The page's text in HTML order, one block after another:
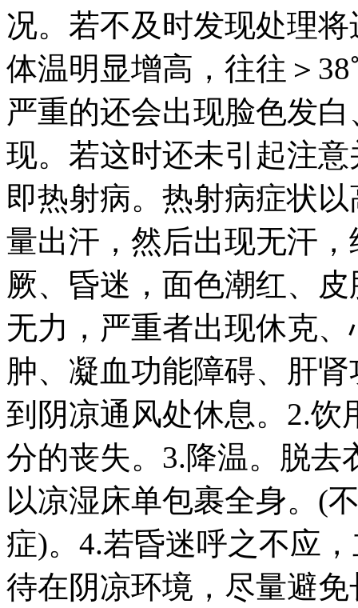
况。若不及时发现处理
体温明显增高，往往＞
严重的还会出现脸色发
现。若这时还未引起注
即热射病。热射病症状
量出汗，然后出现无汗
厥、昏迷，面色潮红、
无力，严重者出现休克
肿、凝血功能障碍、肝
到阴凉通风处休息。2.
分的丧失。3.降温。脱去
以凉湿床单包裹全身。(
症)。4.若昏迷呼之不应
待在阴凉环境，尽量避